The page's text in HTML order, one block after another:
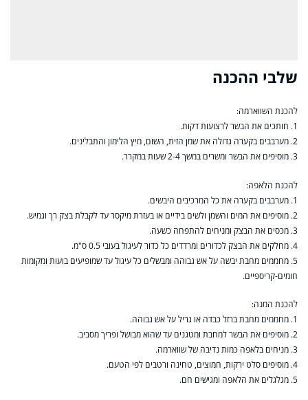
שלבי ההכנה
להכנת השווארמה:
1. חותכים את הבשר לרצועות דקות.
2. מערבבים בקערה גדולה את שמן הזית, השום, מיץ הלימון והתבלינים.
3. מוסיפים את הבשר ומשרים במשך 2-4 שעות במקרר.
להכנת הלאפה:
1. מערבבים בקערה את כל המרכיבים היבשים.
2. מוסיפים את המים והשמן ולשים בידיים או בעזרת מיקסר עד לקבלת בצק רך וגמיש.
3. מכסים את הבצק ומניחים להתפחה כשעה.
4. מחלקים את הבצק לכדורים ומרדדים כל כדור לעיגול בעובי 0.5 ס"מ.
5. מחממים מחבת יבשה על אש גבוהה ומבשלים כל עיגול עד שמופיעים בועות ומקומות
חומים-קריספיים.
להכנת המנה:
1. מחממים מחבת ברזל כבדה או גריל על אש גבוהה.
2. מוסיפים את הבשר למחבת ומטגנים עד שהוא מבושל ופריך מסביב.
3. מניחים בלאפה כמות נדיבה של שווארמה.
4. מוסיפים סלט ירקות, חמוצים, טחינה ורטבים לפי הטעם.
5. מגלגלים את הלאפה ומגישים חם.